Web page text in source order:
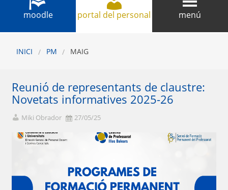
moodle portal del personal menú
INICI PM MAIG
Reunió de representants de claustre:
Novetats informatives 2025-26
Miki Obrador 27/05/25